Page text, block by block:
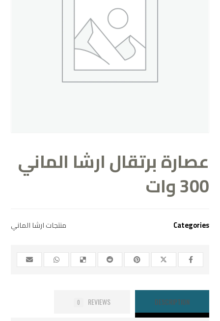
عصارة برتقال ارشا الماني
300 وات
Categories منتجات ارشا الماني
DESCRIPTION
REVIEWS
0